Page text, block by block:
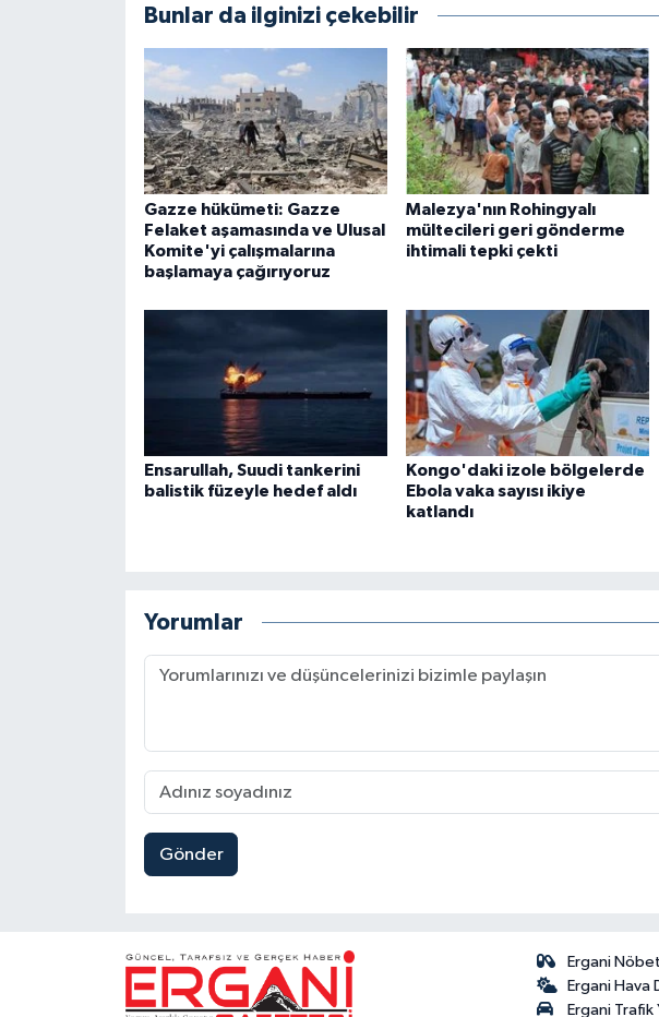
Bunlar da ilginizi çekebilir
Gazze hükümeti: Gazze
Felaket aşamasında ve Ulusal
Komite'yi çalışmalarına
başlamaya çağırıyoruz
Malezya'nın Rohingyalı
mültecileri geri gönderme
ihtimali tepki çekti
Ensarullah, Suudi tankerini
balistik füzeyle hedef aldı
Kongo'daki izole bölgelerde
Ebola vaka sayısı ikiye
katlandı
Yorumlar
Gönder
Ergani
Ergani Hava
Ergani Trafik